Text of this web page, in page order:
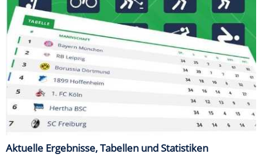
Aktuelle Ergebnisse, Tabellen und Statistiken